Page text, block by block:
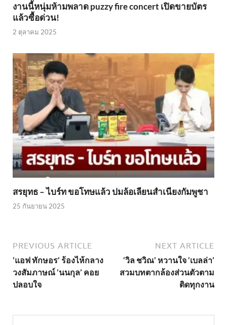
งานนี้หนุ่มห้ามพลาด puzzy fire concert เปิดขายบัตร
แล้วซื้อด่วน!
2 ตุลาคม 2025
สรยุทธ – ไบร์ท ขอโทษแล้ว ปมล้อเลียนสำเนียงกัมพูชา
25 กันยายน 2025
PREVIOUS ARTICLE
‘แอฟ ทักษอร’ ร้องไห้กลาง
วงสัมภาษณ์ ‘นนกุล’ คอย
ปลอบใจ
NEXT ARTICLE
‘วิล ชวิณ’ หวานใจ ‘เบลล่า’
สวมบทตากล้องส่วนตัวตาม
ติดทุกงาน